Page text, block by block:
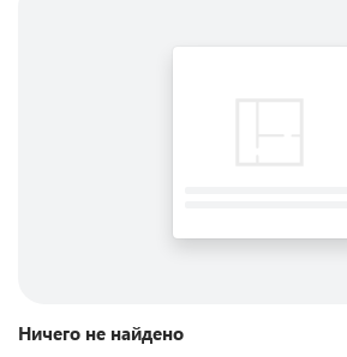
Ничего не найдено